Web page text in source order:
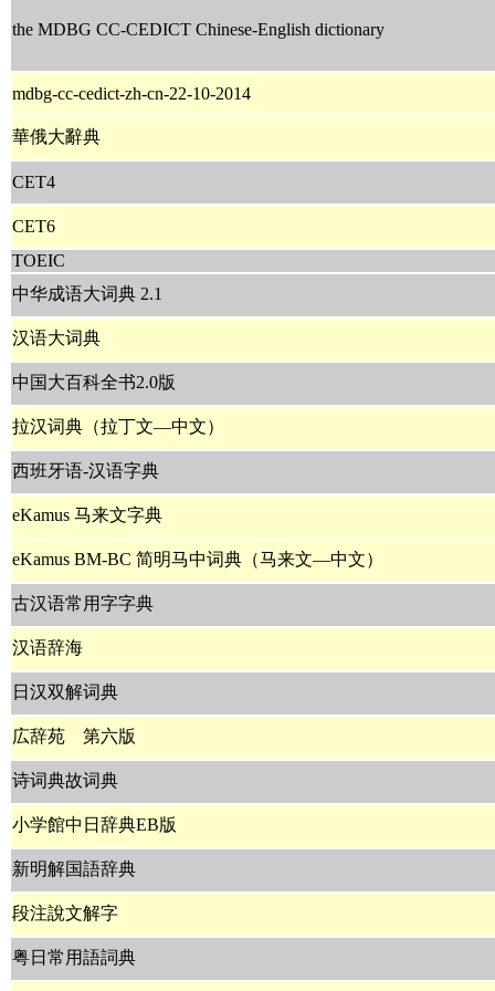
the MDBG CC-CEDICT Chinese-English dictionary
mdbg-cc-cedict-zh-cn-22-10-2014
華俄大辭典
CET4
CET6
TOEIC
中华成语大词典 2.1
汉语大词典
中国大百科全书2.0版
拉汉词典（拉丁文—中文）
西班牙语-汉语字典
eKamus 马来文字典
eKamus BM-BC 简明马中词典（马来文—中文）
古汉语常用字字典
汉语辞海
日汉双解词典
広辞苑 第六版
诗词典故词典
小学館中日辞典EB版
新明解国語辞典
段注說文解字
粤日常用語詞典